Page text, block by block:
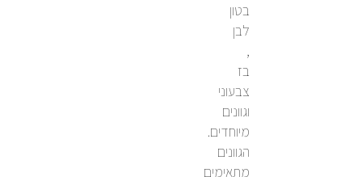
בטון
לבן
,
בז
צבעוני
וגוונים
מיוחדים.
הגוונים
מתאימים